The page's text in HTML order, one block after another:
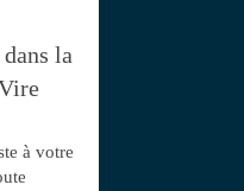
la
à votre